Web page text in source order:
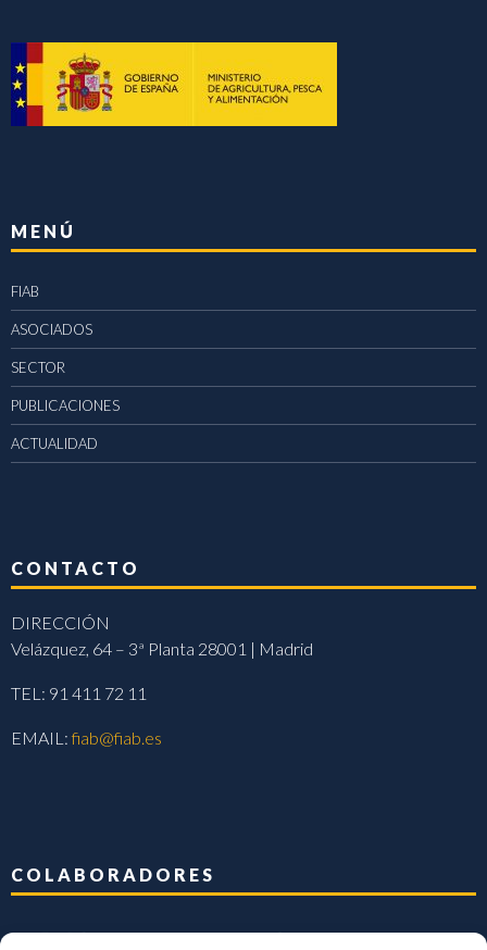
MENÚ
FIAB
ASOCIADOS
SECTOR
PUBLICACIONES
ACTUALIDAD
CONTACTO
DIRECCIÓN
Velázquez, 64 – 3ª Planta 28001 | Madrid
TEL: 91 411 72 11
EMAIL:fiab@fiab.es
COLABORADORES